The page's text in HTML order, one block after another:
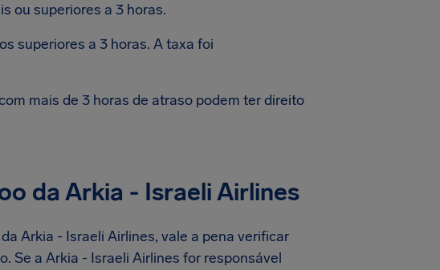
ou superiores a 3 horas.
superiores a 3 horas. A taxa foi
mais de 3 horas de atraso podem ter direito
da Arkia - Israeli Airlines
Arkia - Israeli Airlines, vale a pena verificar
Se a Arkia - Israeli Airlines for responsável